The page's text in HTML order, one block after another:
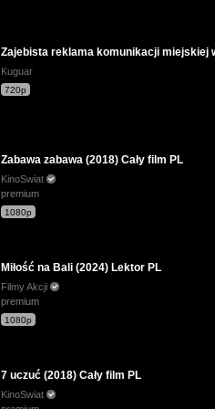
Zajebista reklama komunikacji miejskiej
Kuguar
720p
Zabawa zabawa (2018) Cały film PL
KinoSwiat
premium
1080p
Miłość na Bali (2024) Lektor PL
Filmy Akcji
premium
1080p
7 uczuć (2018) Cały film PL
KinoSwiat